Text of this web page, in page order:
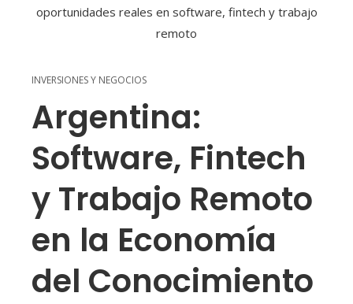
INVERSIONES Y NEGOCIOS
Argentina:
Software, Fintech
y Trabajo Remoto
en la Economía
del Conocimiento